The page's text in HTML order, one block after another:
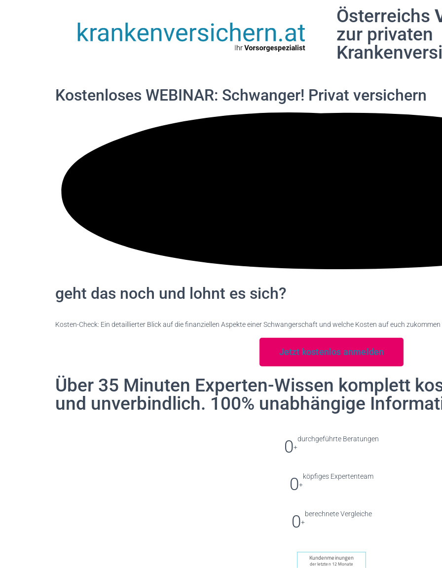
Österreichs
zur privaten
Kostenloses WEBINAR: Schwanger! Privat versichern
geht das noch und lohnt es sich?
Kosten-Check: Ein detaillierter Blick auf die finanziellen Aspekte einer Schwangerschaft und welche Kosten auf euch zukommen
Jetzt kostenlos anmelden
Über 35 Minuten Experten-Wissen komplett
und unverbindlich. 100% unabhängige
0+
durchgeführte Beratungen
0+
köpfiges Expertenteam
0+
berechnete Vergleiche